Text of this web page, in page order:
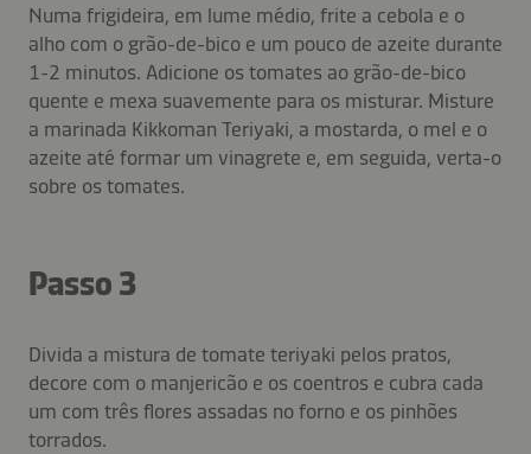
Numa frigideira, em lume médio, frite a cebola e o
alho com o grão-de-bico e um pouco de azeite durante
1-2 minutos. Adicione os tomates ao grão-de-bico
quente e mexa suavemente para os misturar. Misture
a marinada Kikkoman Teriyaki, a mostarda, o mel e o
azeite até formar um vinagrete e, em seguida, verta-o
sobre os tomates.
Passo 3
Divida a mistura de tomate teriyaki pelos pratos,
decore com o manjericão e os coentros e cubra cada
um com três flores assadas no forno e os pinhões
torrados.